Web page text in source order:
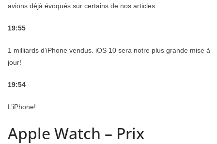
avions déjà évoqués sur certains de nos articles.
19:55
1 milliards d’iPhone vendus. iOS 10 sera notre plus grande mise à
jour!
19:54
L’iPhone!
Apple Watch – Prix